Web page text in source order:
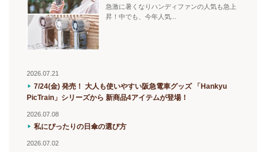
急激に暑くなりハンディファンの人気も急上
昇！中でも、今年人気...
2026.07.21
7/24(金) 発売！ 大人も使いやすい阪急電車グッズ 「Hankyu
PicTrain」シリーズから 新商品4アイテムが登場！
2026.07.08
私にぴったりの日傘の選び方
2026.07.02